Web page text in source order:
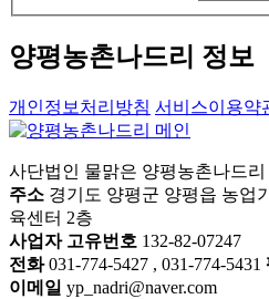
양평농촌나드리 정보
개인정보처리방침 서비스이용약
사단법인 물맑은 양평농촌나드리
주소 경기도 양평군 양평읍 농업
육센터 2층
사업자 고유번호 132-82-07247
전화031-774-5427 , 031-774-5431
이메일 yp_nadri@naver.com